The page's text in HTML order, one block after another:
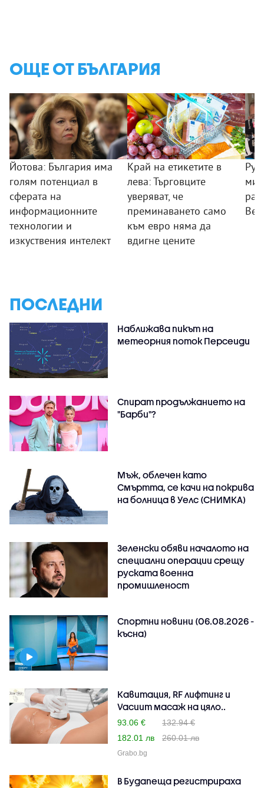
ОЩЕ ОТ БЪЛГАРИЯ
Йотова: България има
голям потенциал в
сферата на
информационните
технологии и
изкуствения интелект
Край на етикетите в
лева: Търговците
уверяват, че
преминаването само
към евро няма да
вдигне цените
ПОСЛЕДНИ
Наближава пикът на
метеорния поток Персеиди
Спират продължанието на
"Барби"?
Мъж, облечен като
Смъртта, се качи на покрива
на болница в Уелс (СНИМКА)
Зеленски обяви началото на
специални операции срещу
руската военна
промишленост
Спортни новини (06.08.2026 -
късна)
Кавитация, RF лифтинг и
Vacuum масаж на цяло..
93.06 €
132.94 €
182.01 лв
260.01 лв
Grabo.bg
В Будапеща регистрираха